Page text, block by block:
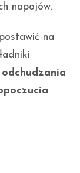
napojów.
na
odchudzania